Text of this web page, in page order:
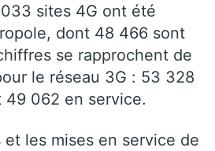
sites 4G ont été
dont 48 466 sont
se rapprochent de
le réseau 3G : 53 328
49 062 en service.
et les mises en service de